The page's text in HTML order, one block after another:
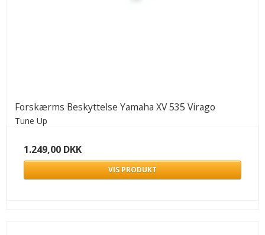
Forskærms Beskyttelse Yamaha XV 535 Virago
Tune Up
1.249,00 DKK
VIS PRODUKT